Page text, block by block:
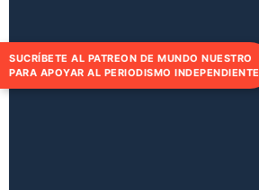
SUCRÍBETE AL PATREON DE MUNDO NUESTRO
PARA APOYAR AL PERIODISMO INDEPENDIENTE